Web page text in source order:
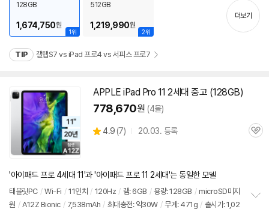
기
1위
128GB
1,674,750원
2위
512GB
1,219,990원
더보기
TIP 갤탭S7 vs iPad 프로4 vs 서피스 프로7
APPLE iPad Pro 11 2세대 중고 (128GB)
778,670원 (4몰)
별
4.9 (상
뷰
7) 20.03. 등록
관
'아이패드 프로 4세대 11'과 '아이패드 프로 11 2세대'는 동일한 모델
태블릿PC / Wi-Fi / 11인치 / 120Hz / 램: 6GB / 용량: 128GB / microSD미지
원 / A12Z Bionic / 7,538mAh / 최대충전: 약30W / 무게: 471g / 출시가: 1,02